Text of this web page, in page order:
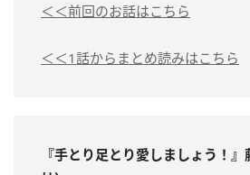
＜＜前回のお話はこちら
＜＜1話からまとめ読みはこちら
『手とり足とり愛しましょう！